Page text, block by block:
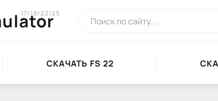
17/19/22/25
СКАЧАТЬ FS 22